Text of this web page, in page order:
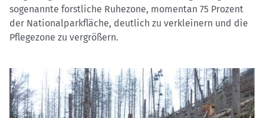
sogenannte forstliche Ruhezone, momentan 75 Prozent
der Nationalparkfläche, deutlich zu verkleinern und die
Pflegezone zu vergrößern.